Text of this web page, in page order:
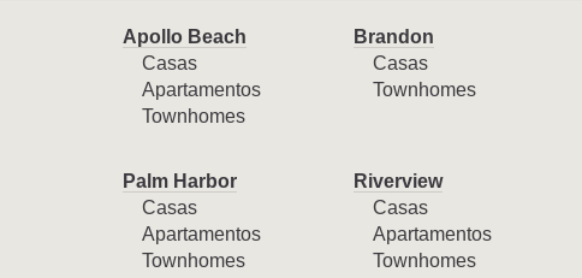
Apollo Beach
Casas
Apartamentos
Townhomes
Brandon
Casas
Townhomes
Palm Harbor
Casas
Apartamentos
Townhomes
Riverview
Casas
Apartamentos
Townhomes